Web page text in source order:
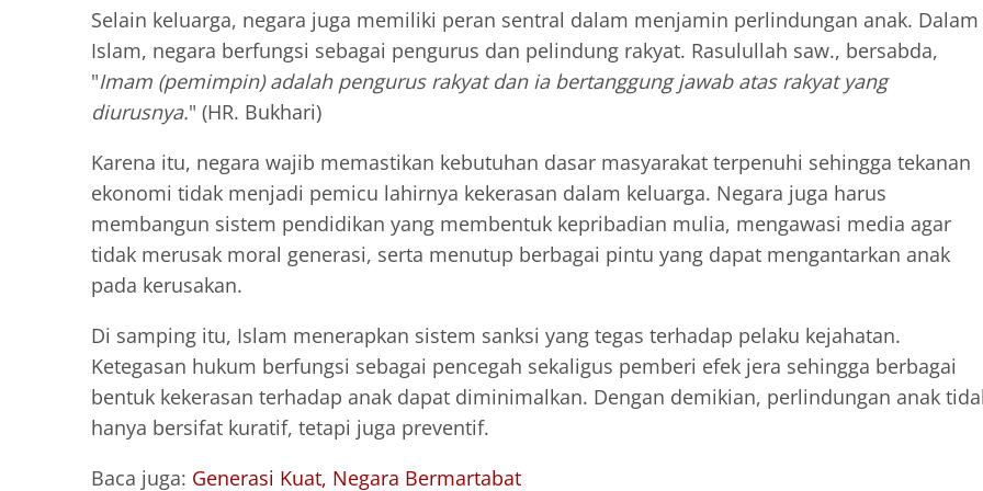
Selain keluarga, negara juga memiliki peran sentral dalam menjamin perlindungan anak. Dalam
Islam, negara berfungsi sebagai pengurus dan pelindung rakyat. Rasulullah saw., bersabda,
"Imam (pemimpin) adalah pengurus rakyat dan ia bertanggung jawab atas rakyat yang
diurusnya." (HR. Bukhari)
Karena itu, negara wajib memastikan kebutuhan dasar masyarakat terpenuhi sehingga tekanan
ekonomi tidak menjadi pemicu lahirnya kekerasan dalam keluarga. Negara juga harus
membangun sistem pendidikan yang membentuk kepribadian mulia, mengawasi media agar
tidak merusak moral generasi, serta menutup berbagai pintu yang dapat mengantarkan anak
pada kerusakan.
Di samping itu, Islam menerapkan sistem sanksi yang tegas terhadap pelaku kejahatan.
Ketegasan hukum berfungsi sebagai pencegah sekaligus pemberi efek jera sehingga berbagai
bentuk kekerasan terhadap anak dapat diminimalkan. Dengan demikian, perlindungan anak
hanya bersifat kuratif, tetapi juga preventif.
Baca juga: Generasi Kuat, Negara Bermartabat